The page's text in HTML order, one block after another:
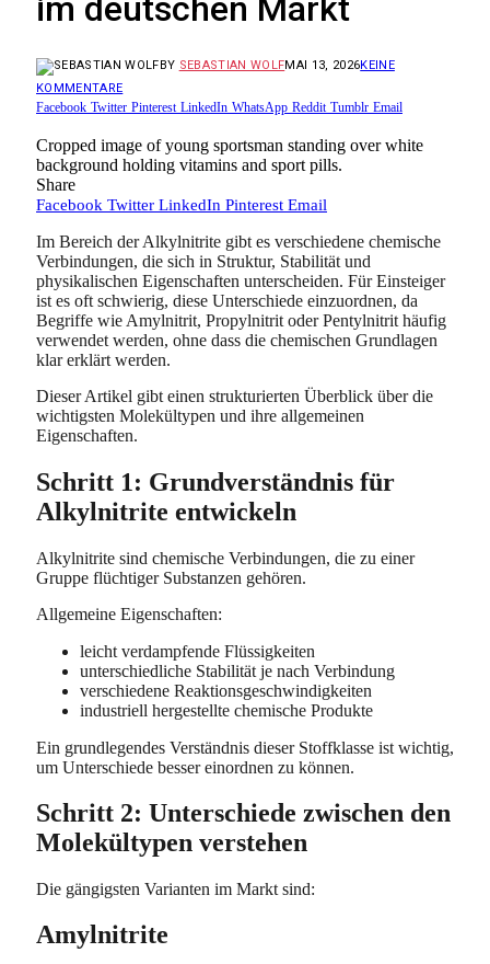
im deutschen Markt
BY SEBASTIAN WOLFMAI 13, 2026KEINE
KOMMENTARE
Facebook Twitter Pinterest LinkedIn WhatsApp Reddit Tumblr Email
Cropped image of young sportsman standing over white
background holding vitamins and sport pills.
Share
Facebook Twitter LinkedIn Pinterest Email
Im Bereich der Alkylnitrite gibt es verschiedene chemische
Verbindungen, die sich in Struktur, Stabilität und
physikalischen Eigenschaften unterscheiden. Für Einsteiger
ist es oft schwierig, diese Unterschiede einzuordnen, da
Begriffe wie Amylnitrit, Propylnitrit oder Pentylnitrit häufig
verwendet werden, ohne dass die chemischen Grundlagen
klar erklärt werden.
Dieser Artikel gibt einen strukturierten Überblick über die
wichtigsten Molekültypen und ihre allgemeinen
Eigenschaften.
Schritt 1: Grundverständnis für
Alkylnitrite entwickeln
Alkylnitrite sind chemische Verbindungen, die zu einer
Gruppe flüchtiger Substanzen gehören.
Allgemeine Eigenschaften:
leicht verdampfende Flüssigkeiten
unterschiedliche Stabilität je nach Verbindung
verschiedene Reaktionsgeschwindigkeiten
industriell hergestellte chemische Produkte
Ein grundlegendes Verständnis dieser Stoffklasse ist wichtig,
um Unterschiede besser einordnen zu können.
Schritt 2: Unterschiede zwischen den
Molekültypen verstehen
Die gängigsten Varianten im Markt sind:
Amylnitrite